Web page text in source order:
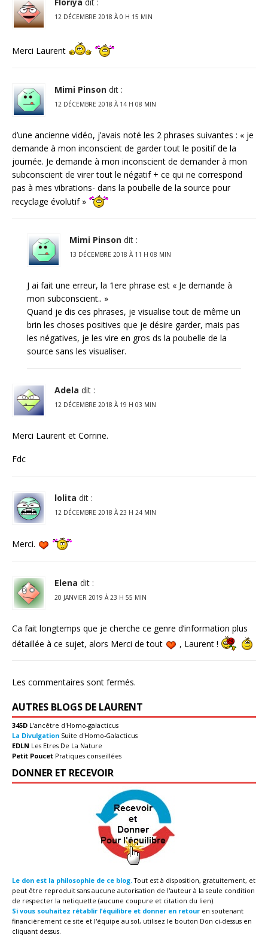
12 DÉCEMBRE 2018 À 0 H 15 MIN
Merci Laurent
Mimi Pinson dit :
12 DÉCEMBRE 2018 À 14 H 08 MIN
d’une ancienne vidéo, j’avais noté les 2 phrases suivantes : « je
demande à mon inconscient de garder tout le positif de la
journée. Je demande à mon inconscient de demander à mon
subconscient de virer tout le négatif + ce qui ne correspond
pas à mes vibrations- dans la poubelle de la source pour
recyclage évolutif »
Mimi Pinson dit :
13 DÉCEMBRE 2018 À 11 H 08 MIN
J ai fait une erreur, la 1ere phrase est « Je demande à
mon subconscient.. »
Quand je dis ces phrases, je visualise tout de même un
brin les choses positives que je désire garder, mais pas
les négatives, je les vire en gros ds la poubelle de la
source sans les visualiser.
Adela dit :
12 DÉCEMBRE 2018 À 19 H 03 MIN
Merci Laurent et Corrine.
Fdc
lolita dit :
12 DÉCEMBRE 2018 À 23 H 24 MIN
Merci.
Elena dit :
20 JANVIER 2019 À 23 H 55 MIN
Ca fait longtemps que je cherche ce genre d’information plus
détaillée à ce sujet, alors Merci de tout
, Laurent !
Les commentaires sont fermés.
AUTRES BLOGS DE LAURENT
345D L'ancêtre d'Homo-galacticus
La Divulgation Suite d'Homo-Galacticus
EDLN Les Etres De La Nature
Petit Poucet Pratiques conseillées
DONNER ET RECEVOIR
Le don est la philosophie de ce blog.Tout est à disposition, gratuitement, et
peut être reproduit sans aucune autorisation de l'auteur à la seule condition
de respecter la netiquette (aucune coupure et citation du lien).
Si vous souhaitez rétablir l’équilibre et donner en retour en soutenant
financièrement ce site et l'équipe au sol, utilisez le bouton Don ci-dessus en
cliquant dessus.